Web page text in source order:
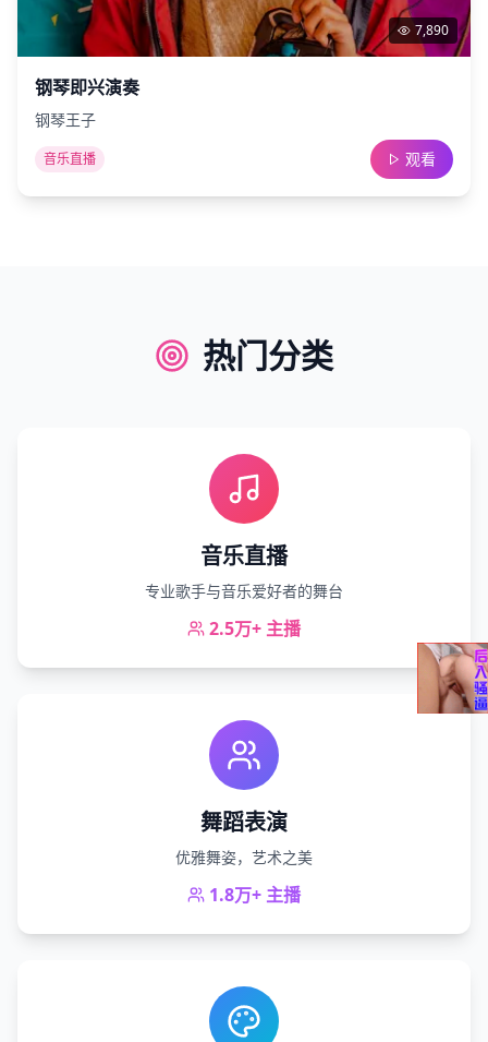
7,890
钢琴即兴演奏
钢琴王子
音乐直播 观看
热门分类
音乐直播
专业歌手与音乐爱好者的舞台
2.5万+ 主播
舞蹈表演
优雅舞姿，艺术之美
1.8万+ 主播